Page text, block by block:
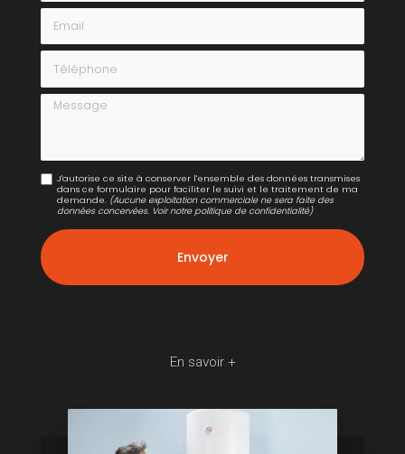
Email
Téléphone
Message
J'autorise ce site à conserver l'ensemble des données transmises
dans ce formulaire pour faciliter le suivi et le traitement de ma
demande. (Aucune exploitation commerciale ne sera faite des
données concervées. Voir notrepolitique de confidentialité)
En savoir +